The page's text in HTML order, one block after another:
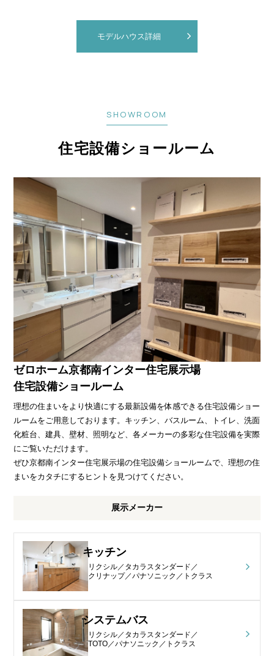
モデルハウス詳細
SHOWROOM
住宅設備ショールーム
ゼロホーム京都南インター住宅展示場
住宅設備ショールーム
理想の住まいをより快適にする最新設備を体感できる住宅設備ショー
ルームをご用意しております。キッチン、バスルーム、トイレ、洗面
化粧台、建具、壁材、照明など、各メーカーの多彩な住宅設備を実際
にご覧いただけます。
ぜひ京都南インター住宅展示場の住宅設備ショールームで、理想の住
まいをカタチにするヒントを見つけてください。
展示メーカー
キッチン
リクシル／タカラスタンダード／
クリナップ／パナソニック／トクラス
システムバス
リクシル／タカラスタンダード／
TOTO／パナソニック／トクラス